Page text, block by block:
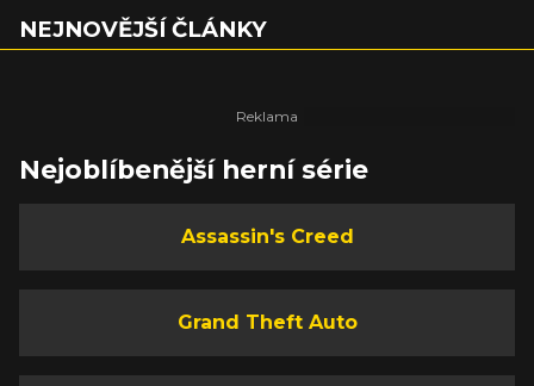
NEJNOVĚJŠÍ ČLÁNKY
Nejoblíbenější herní série
Assassin's Creed
Grand Theft Auto